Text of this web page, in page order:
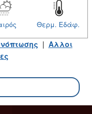
Θερμ. Εδάφ.
| Αλλοι